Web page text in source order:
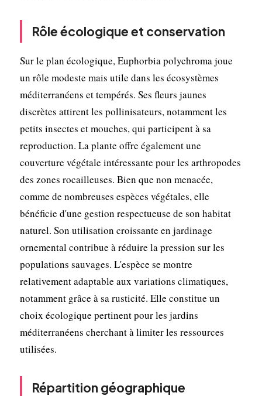
Rôle écologique et conservation
Sur le plan écologique, Euphorbia polychroma joue
un rôle modeste mais utile dans les écosystèmes
méditerranéens et tempérés. Ses fleurs jaunes
discrètes attirent les pollinisateurs, notamment les
petits insectes et mouches, qui participent à sa
reproduction. La plante offre également une
couverture végétale intéressante pour les arthropodes
des zones rocailleuses. Bien que non menacée,
comme de nombreuses espèces végétales, elle
bénéficie d'une gestion respectueuse de son habitat
naturel. Son utilisation croissante en jardinage
ornemental contribue à réduire la pression sur les
populations sauvages. L'espèce se montre
relativement adaptable aux variations climatiques,
notamment grâce à sa rusticité. Elle constitue un
choix écologique pertinent pour les jardins
méditerranéens cherchant à limiter les ressources
utilisées.
Répartition géographique